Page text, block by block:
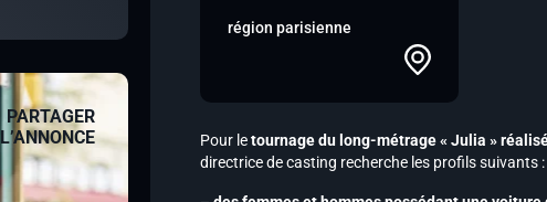
PARTAGER
L’ANNONCE
région parisienne
Pour letournage du long-métrage « Julia »
directrice de casting recherche les profils suivants :